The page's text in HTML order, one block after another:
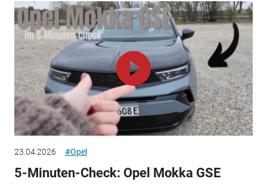
23.04.2026 #Opel
5-Minuten-Check: Opel Mokka GSE